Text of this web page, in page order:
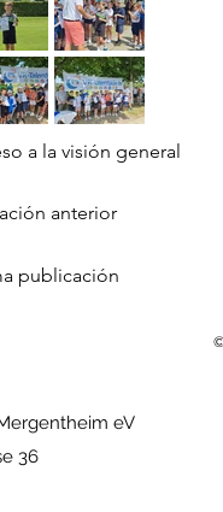
a la visión general
anterior
publicación
eV
36